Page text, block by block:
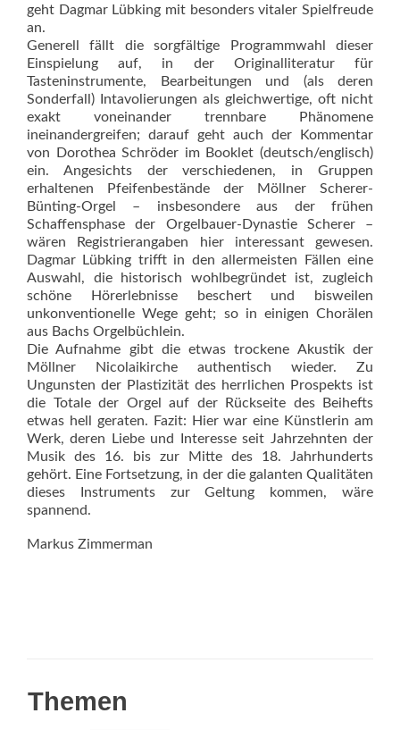
geht Dagmar Lübking mit besonders vitaler Spielfreude
an.
Generell fällt die sorgfältige Programmwahl dieser
Einspielung auf, in der Originalliteratur für
Tasteninstrumente, Bearbeitungen und (als deren
Sonderfall) Intavolierungen als gleichwertige, oft nicht
exakt voneinander trennbare Phänomene
ineinandergreifen; darauf geht auch der Kommentar
von Dorothea Schröder im Booklet (deutsch/englisch)
ein. Angesichts der verschiedenen, in Gruppen
erhaltenen Pfeifenbestände der Möllner Scherer-
Bünting-Orgel – insbesondere aus der frühen
Schaffensphase der Orgelbauer-Dynastie Scherer –
wären Registrierangaben hier interessant gewesen.
Dagmar Lübking trifft in den allermeisten Fällen eine
Auswahl, die historisch wohlbegründet ist, zugleich
schöne Hörerlebnisse beschert und bisweilen
unkonventionelle Wege geht; so in einigen Chorälen
aus Bachs Orgelbüchlein.
Die Aufnahme gibt die etwas tro­ckene Akustik der
Möllner Nicolai­kirche authentisch wieder. Zu
Ungunsten der Plastizität des herrlichen Prospekts ist
die Totale der Orgel auf der Rückseite des Beihefts
etwas hell geraten. Fazit: Hier war eine Künstlerin am
Werk, deren Liebe und Interesse seit Jahrzehnten der
Musik des 16. bis zur Mitte des 18. Jahrhunderts
gehört. Eine Fortsetzung, in der die galanten Qualitäten
dieses Instruments zur Geltung kommen, wäre
spannend.
Markus Zimmerman
Themen